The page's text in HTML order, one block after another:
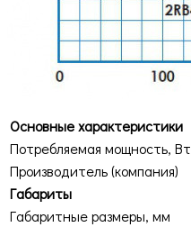
Основные характеристики
Потребляемая мощность, Вт
Производитель (компания)
Габариты
Габаритные размеры, мм